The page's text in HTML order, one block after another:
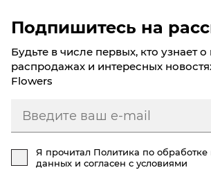
Подпишитесь на
Будьте в числе первых, кто узнает о
распродажах и интересных
Flowers
Я прочитал Политика по
данных и согласен с условиями